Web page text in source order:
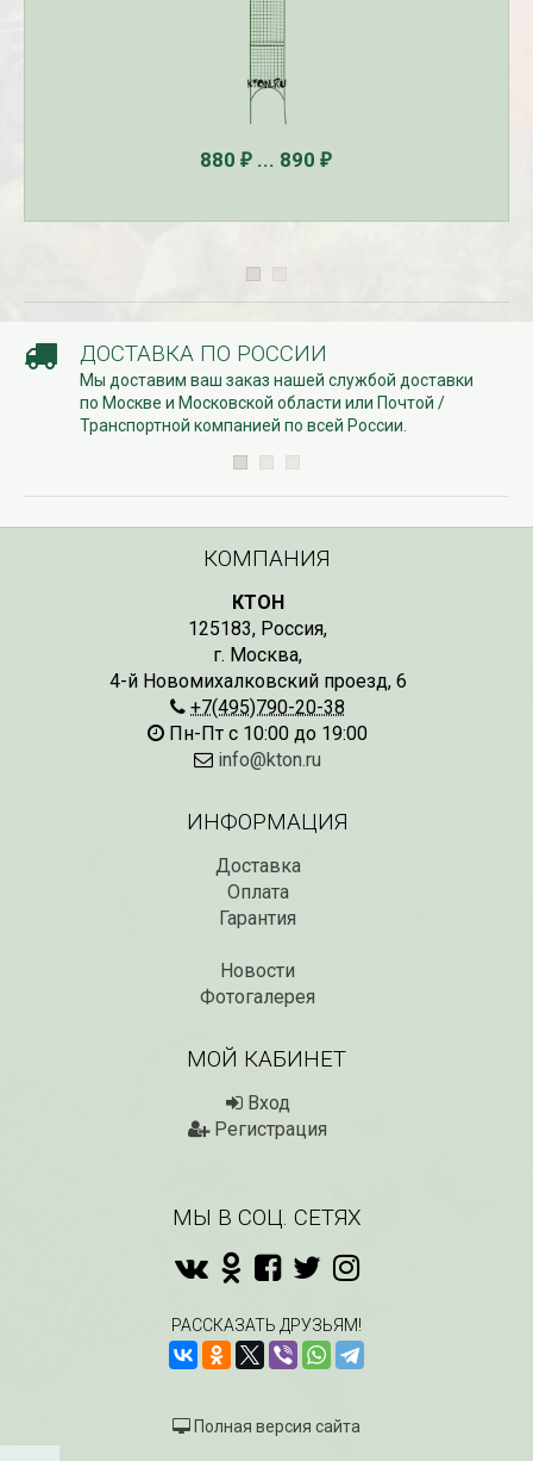
880 ₽... 890 ₽
ДОСТАВКА ПО РОССИИ
Мы доставим ваш заказ нашей службой доставки
по Москве и Московской области или Почтой /
Транспортной компанией по всей России.
КОМПАНИЯ
КТОН
125183, Россия,
г. Москва,
4-й Новомихалковский проезд, 6
+7(495)790-20-38
Пн-Пт с 10:00 до 19:00
info@kton.ru
ИНФОРМАЦИЯ
Доставка
Оплата
Гарантия
Новости
Фотогалерея
МОЙ КАБИНЕТ
Вход
Регистрация
МЫ В СОЦ. СЕТЯХ
РАССКАЗАТЬ ДРУЗЬЯМ!
Полная версия сайта